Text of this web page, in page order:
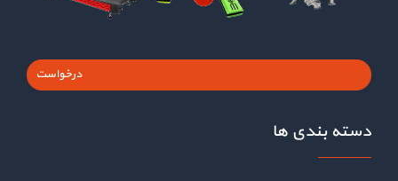
درخواست
دسته بندی ها